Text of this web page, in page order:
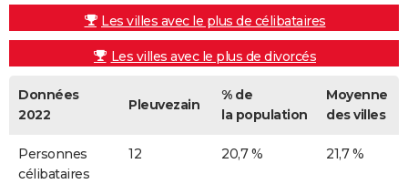
Les villes avec le plus de célibataires
Les villes avec le plus de divorcés
Données
2022
Pleuvezain
% de
la population
Moyenne
des villes
Personnes
célibataires
12 20,7 % 21,7 %